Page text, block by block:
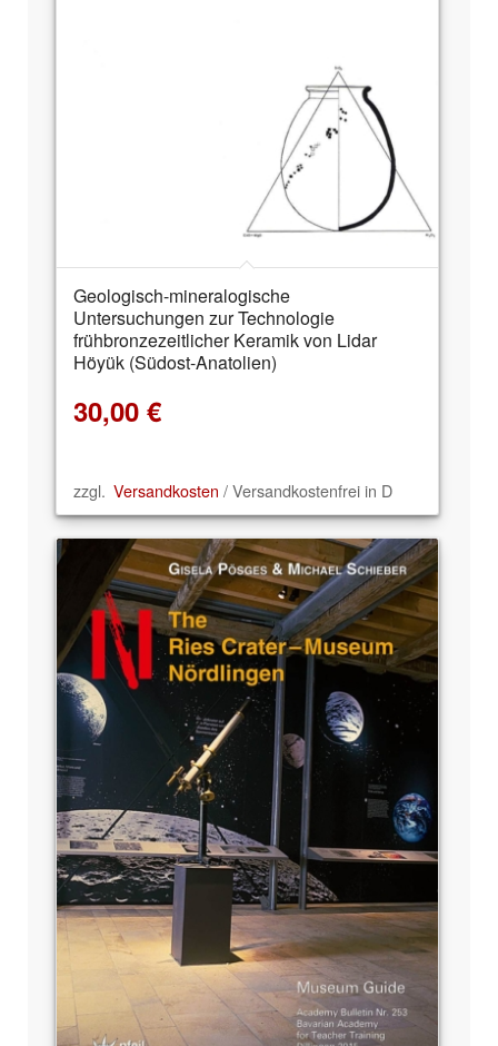
Geologisch-mineralogische
Untersuchungen zur Technologie
frühbronzezeitlicher Keramik von Lidar
Höyük (Südost-Anatolien)
30,00 €
zzgl. Versandkosten / Versandkostenfrei in D